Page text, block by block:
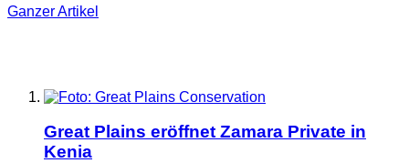
GanzerArtikel
Great Plains eröffnet Zamara Private in
Kenia